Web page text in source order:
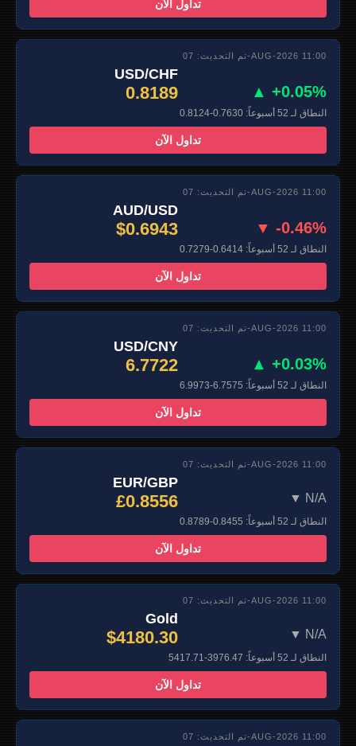
تداول الآن
تم التحديث: 07-AUG-2026 11:00
USD/CHF
0.8189 ▲ +0.05%
النطاق لـ 52 أسبوعاً: 0.7630-0.8124
تداول الآن
تم التحديث: 07-AUG-2026 11:00
AUD/USD
$0.6943 ▼ -0.46%
النطاق لـ 52 أسبوعاً: 0.6414-0.7279
تداول الآن
تم التحديث: 07-AUG-2026 11:00
USD/CNY
6.7722 ▲ +0.03%
النطاق لـ 52 أسبوعاً: 6.7575-6.9973
تداول الآن
تم التحديث: 07-AUG-2026 11:00
EUR/GBP
£0.8556 ▼ N/A
النطاق لـ 52 أسبوعاً: 0.8455-0.8789
تداول الآن
تم التحديث: 07-AUG-2026 11:00
Gold
$4180.30 ▼ N/A
النطاق لـ 52 أسبوعاً: 3976.47-5417.71
تداول الآن
تم التحديث: 07-AUG-2026 11:00